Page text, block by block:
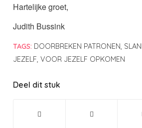
Hartelijke groet,
Judith Bussink
TAGS: DOORBREKEN PATRONEN,
JEZELF, VOOR JEZELF OPKOMEN
Deel dit stuk